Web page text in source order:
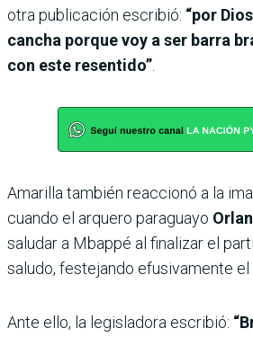
otra publicación escribió: “por
cancha porque voy a ser barra
con este resentido”
Amarilla también reaccionó a la
cuando el arquero paraguayo
saludar a Mbappé al finalizar el
saludo, festejando efusivamente el
Ante ello, la legisladora escribió: